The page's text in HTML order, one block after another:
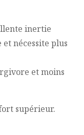
inertie
nécessite plus
et moins
supérieur.